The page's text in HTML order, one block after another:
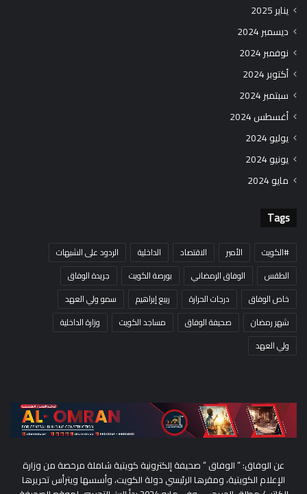
يناير 2025
ديسمبر 2024
نوفمبر 2024
أكتوبر 2024
سبتمبر 2024
أغسطس 2024
يوليو 2024
يونيو 2024
مايو 2024
Tags
#الكويت الأمير الاقتصاد الداخلية
الردود على الشبهات
الطقس
الوفاق الرمضاني بورصة الكويت
جريدة الوفاق
خاص الوفاق
درجات الحرارة ربيع إبراهيم
سمو ولي العهد
شهر رمضان
صحيفة الوفاق مساجد الكويت
وزارة الداخلية
ولي العهد
عن الوفاق: ” الوفاق ” صحيفة إلكترونية كويتية شاملة مرخصة من وزارة
الإعلام الكويتية، ومقرها الرئيسي دولة الكويت، وأسسها ويترأس تحريرها